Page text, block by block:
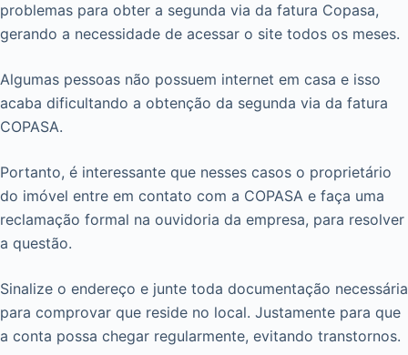
problemas para obter a segunda via da fatura Copasa,
gerando a necessidade de acessar o site todos os meses.
Algumas pessoas não possuem internet em casa e isso
acaba dificultando a obtenção da segunda via da fatura
COPASA.
Portanto, é interessante que nesses casos o proprietário
do imóvel entre em contato com a COPASA e faça uma
reclamação formal na ouvidoria da empresa, para resolver
a questão.
Sinalize o endereço e junte toda documentação necessária
para comprovar que reside no local. Justamente para que
a conta possa chegar regularmente, evitando transtornos.